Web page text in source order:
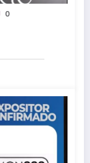
0